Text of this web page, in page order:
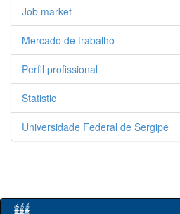
Job market
Mercado de trabalho
Perfil profissional
Statistic
Universidade Federal de Sergipe